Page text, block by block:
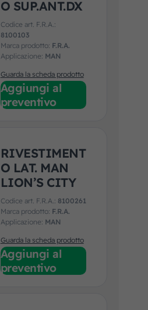
O SUP.ANT.DX
Codice art. F.R.A.:
8100103
Marca prodotto: F.R.A.
Applicazione: MAN
Guarda la scheda prodotto
Aggiungi al
preventivo
RIVESTIMENT
O LAT. MAN
LION’S CITY
Codice art. F.R.A.: 8100261
Marca prodotto: F.R.A.
Applicazione: MAN
Guarda la scheda prodotto
Aggiungi al
preventivo